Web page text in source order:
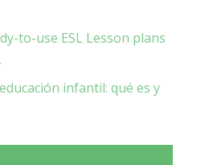
to-use ESL Lesson plans
infantil: qué es y